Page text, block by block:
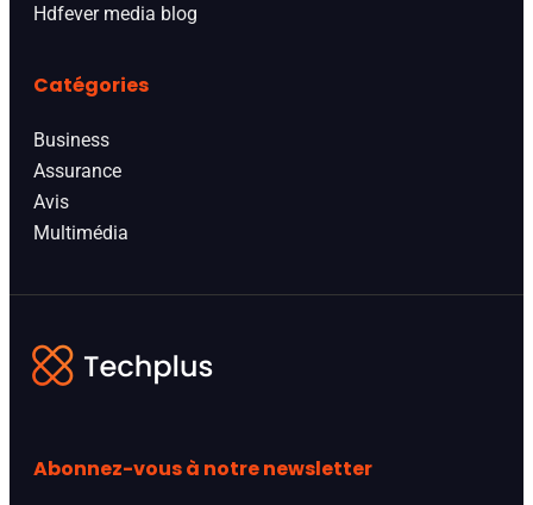
Hdfever media blog
Catégories
Business
Assurance
Avis
Multimédia
Abonnez-vous à notre newsletter